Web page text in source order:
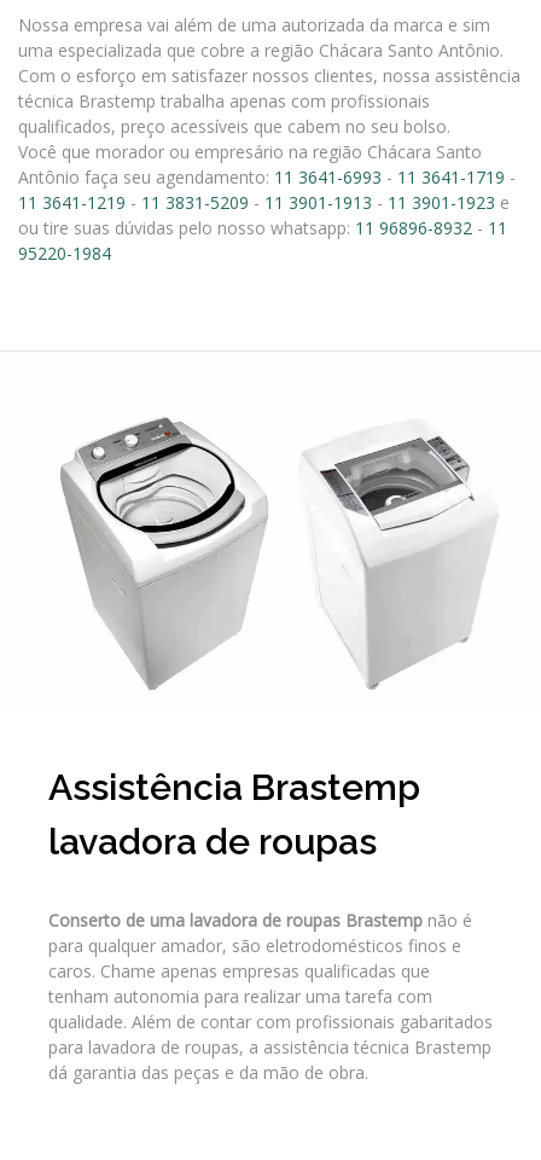
Nossa empresa vai além de uma autorizada da marca e sim
uma especializada que cobre a região Chácara Santo Antônio.
Com o esforço em satisfazer nossos clientes, nossa assistência
técnica Brastemp trabalha apenas com profissionais
qualificados, preço acessíveis que cabem no seu bolso.
Você que morador ou empresário na região Chácara Santo
Antônio faça seu agendamento: 11 3641-6993 - 11 3641-1719 -
11 3641-1219 - 11 3831-5209 - 11 3901-1913 - 11 3901-1923 e
ou tire suas dúvidas pelo nosso whatsapp: 11 96896-8932 - 11
95220-1984
Assistência Brastemp
lavadora de roupas
Conserto de uma lavadora de roupas Brastemp não é
para qualquer amador, são eletrodomésticos finos e
caros. Chame apenas empresas qualificadas que
tenham autonomia para realizar uma tarefa com
qualidade. Além de contar com profissionais gabaritados
para lavadora de roupas, a assistência técnica Brastemp
dá garantia das peças e da mão de obra.